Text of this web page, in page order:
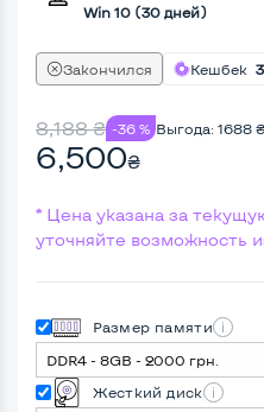
Win 10 (30 дней)
Закончился Кешбек
8,188₴ -36 % Выгода: 1688 ₴
6,500₴
* Цена указана за
уточняйте возможность
Размер памяти
Жесткий диск